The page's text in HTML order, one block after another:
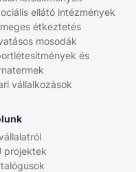
ellátó intézmények
étkeztetés
mosodák
és
vállalkozások
projektek